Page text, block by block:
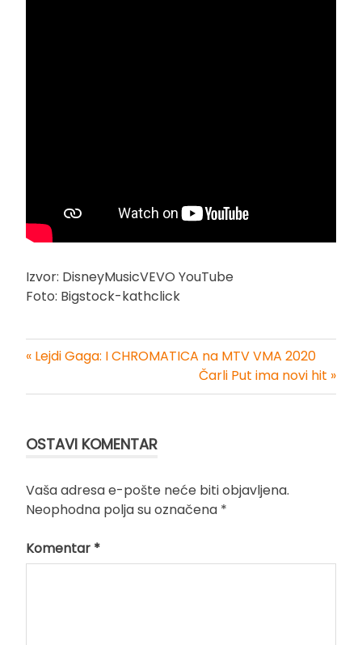
Izvor: DisneyMusicVEVO YouTube
Foto: Bigstock-kathclick
« Lejdi Gaga: I CHROMATICA na MTV VMA 2020
Čarli Put ima novi hit »
OSTAVI KOMENTAR
Vaša adresa e-pošte neće biti objavljena.
Neophodna polja su označena *
Komentar *